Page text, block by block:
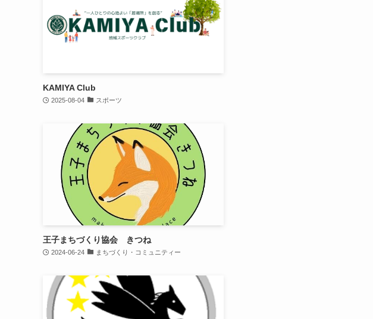
KAMIYA Club
2025-08-04 スポーツ
王子まちづくり協会 きつね
2024-06-24 まちづくり・コミュニティー